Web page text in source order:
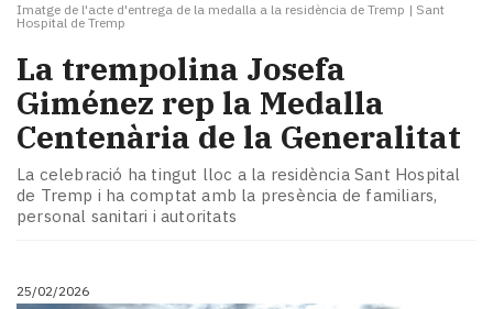
Imatge de l'acte d'entrega de la medalla a la residència de Tremp | Sant
Hospital de Tremp
La trempolina Josefa
Giménez rep la Medalla
Centenària de la Generalitat
La celebració ha tingut lloc a la residència Sant Hospital
de Tremp i ha comptat amb la presència de familiars,
personal sanitari i autoritats
25/02/2026